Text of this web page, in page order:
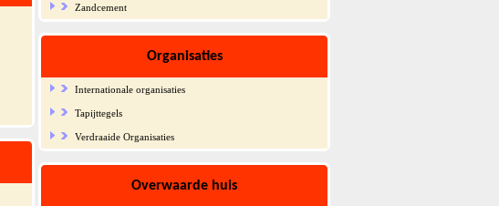
Zandcement
Organisaties
Internationale organisaties
Tapijttegels
Verdraaide Organisaties
Overwaarde huis